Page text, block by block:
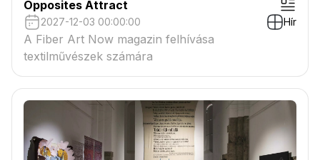
Opposites Attract
2027-12-03 00:00:00 Hír
A Fiber Art Now magazin felhívása
textilművészek számára